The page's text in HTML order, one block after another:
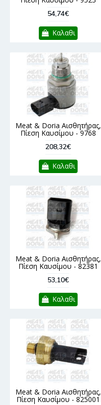
54,74€
Καλαθι
Meat & Doria Αισθητήρας,
Πίεση Καυσίμου - 9768
208,32€
Καλαθι
Meat & Doria Αισθητήρας,
Πίεση Καυσίμου - 82381
53,10€
Καλαθι
Meat & Doria Αισθητήρας,
Πίεση Καυσίμου - 825001